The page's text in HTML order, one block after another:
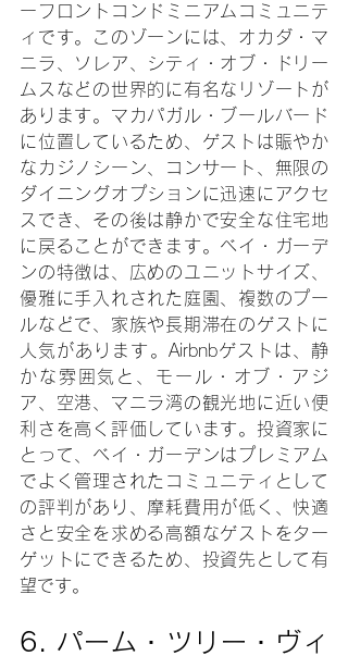
ーフロントコンドミニアムコミュニテ
ィです。このゾーンには、オカダ・マ
ニラ、ソレア、シティ・オブ・ドリー
ムスなどの世界的に有名なリゾートが
あります。マカパガル・ブールバード
に位置しているため、ゲストは賑やか
なカジノシーン、コンサート、無限の
ダイニングオプションに迅速にアクセ
スでき、その後は静かで安全な住宅地
に戻ることができます。ベイ・ガーデ
ンの特徴は、広めのユニットサイズ、
優雅に手入れされた庭園、複数のプー
ルなどで、家族や長期滞在のゲストに
人気があります。Airbnbゲストは、静
かな雰囲気と、モール・オブ・アジ
ア、空港、マニラ湾の観光地に近い便
利さを高く評価しています。投資家に
とって、ベイ・ガーデンはプレミアム
でよく管理されたコミュニティとして
の評判があり、摩耗費用が低く、快適
さと安全を求める高額なゲストをター
ゲットにできるため、投資先として有
望です。
6. パーム・ツリー・ヴィ